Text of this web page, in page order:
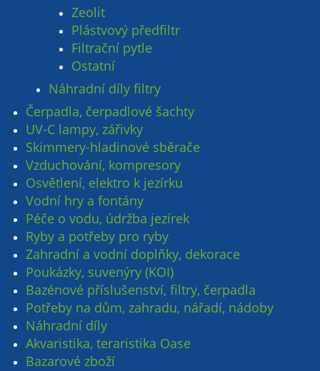
Zeolit
Plástvový předfiltr
Filtrační pytle
Ostatní
Náhradní díly filtry
Čerpadla, čerpadlové šachty
UV-C lampy, zářivky
Skimmery-hladinové sběrače
Vzduchování, kompresory
Osvětlení, elektro k jezírku
Vodní hry a fontány
Péče o vodu, údržba jezírek
Ryby a potřeby pro ryby
Zahradní a vodní doplňky, dekorace
Poukázky, suvenýry (KOI)
Bazénové příslušenství, filtry, čerpadla
Potřeby na dům, zahradu, nářadí, nádoby
Náhradní díly
Akvaristika, teraristika Oase
Bazarové zboží